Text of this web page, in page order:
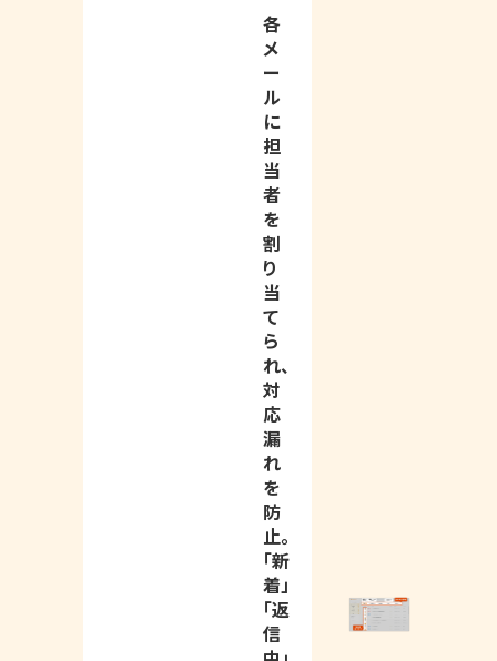
各
メ
ー
ル
に
担
当
者
を
割
り
当
て
ら
れ、
対
応
漏
れ
を
防
止。
「新
着」
「返
信